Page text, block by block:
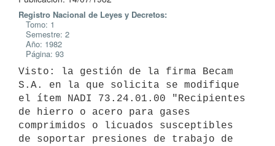
Registro Nacional de Leyes y Decretos:
Tomo: 1
Semestre: 2
Año: 1982
Página: 93
Visto: la gestión de la firma Becam
S.A. en la que solicita se modifique
el ítem NADI 73.24.01.00 "Recipientes
de hierro o acero para gases
comprimidos o licuados susceptibles
de soportar presiones de trabajo de